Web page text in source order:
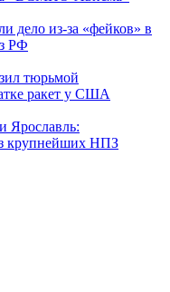
дело из-за «фейков» в
РФ
тюрьмой
ракет у США
Ярославль:
крупнейших НПЗ